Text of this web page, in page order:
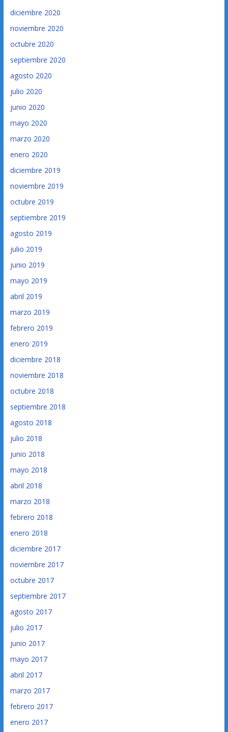
diciembre 2020
noviembre 2020
octubre 2020
septiembre 2020
agosto 2020
julio 2020
junio 2020
mayo 2020
marzo 2020
enero 2020
diciembre 2019
noviembre 2019
octubre 2019
septiembre 2019
agosto 2019
julio 2019
junio 2019
mayo 2019
abril 2019
marzo 2019
febrero 2019
enero 2019
diciembre 2018
noviembre 2018
octubre 2018
septiembre 2018
agosto 2018
julio 2018
junio 2018
mayo 2018
abril 2018
marzo 2018
febrero 2018
enero 2018
diciembre 2017
noviembre 2017
octubre 2017
septiembre 2017
agosto 2017
julio 2017
junio 2017
mayo 2017
abril 2017
marzo 2017
febrero 2017
enero 2017